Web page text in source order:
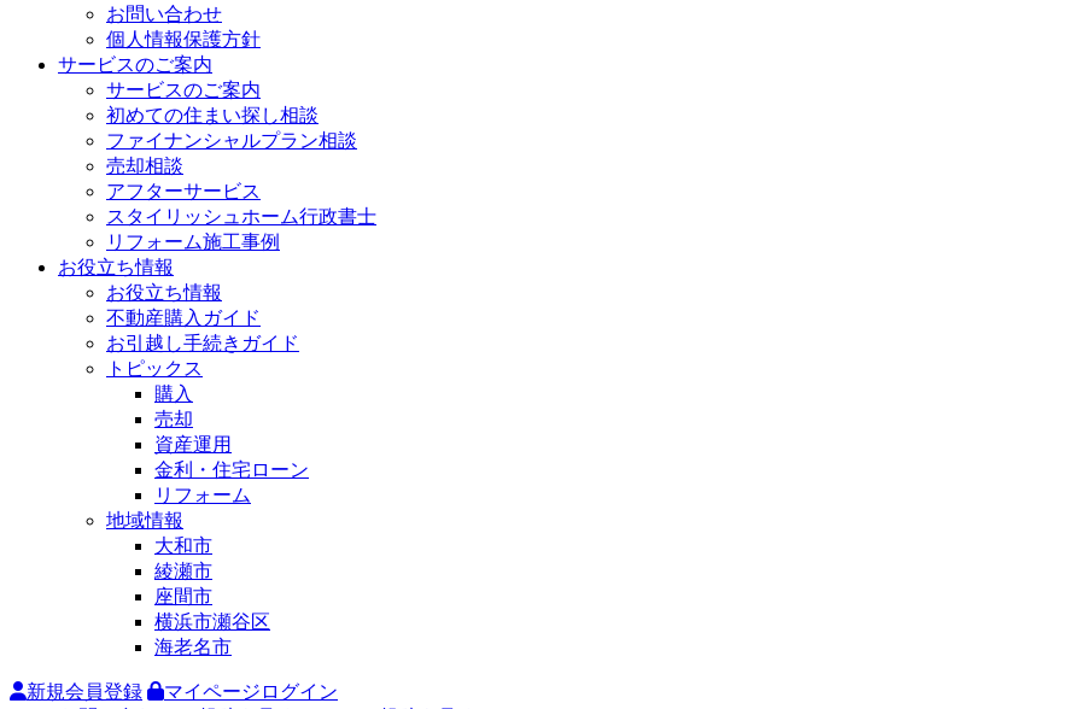
お問い合わせ
個人情報保護方針
サービスのご案内
サービスのご案内
初めての住まい探し相談
ファイナンシャルプラン相談
売却相談
アフターサービス
スタイリッシュホーム行政書士
リフォーム施工事例
お役立ち情報
お役立ち情報
不動産購入ガイド
お引越し手続きガイド
トピックス
購入
売却
資産運用
金利・住宅ローン
リフォーム
地域情報
大和市
綾瀬市
座間市
横浜市瀬谷区
海老名市
新規会員登録
マイページログイン